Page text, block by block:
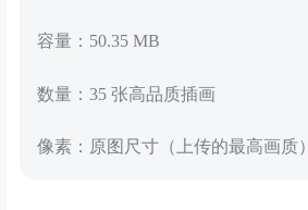
容量：50.35 MB
数量：35 张高品质插画
像素：原图尺寸（上传的最高画质）